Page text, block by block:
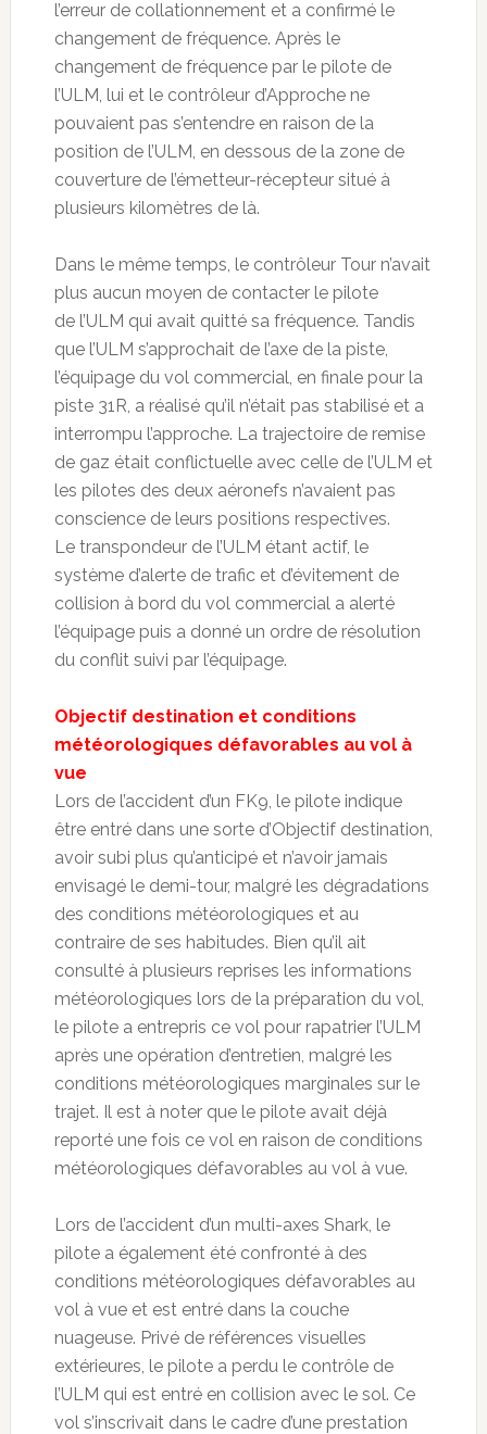
l’erreur de collationnement et a confirmé le
changement de fréquence. Après le
changement de fréquence par le pilote de
l’ULM, lui et le contrôleur d’Approche ne
pouvaient pas s’entendre en raison de la
position de l’ULM, en dessous de la zone de
couverture de l’émetteur-récepteur situé à
plusieurs kilomètres de là.
Dans le même temps, le contrôleur Tour n’avait
plus aucun moyen de contacter le pilote
de l’ULM qui avait quitté sa fréquence. Tandis
que l’ULM s’approchait de l’axe de la piste,
l’équipage du vol commercial, en finale pour la
piste 31R, a réalisé qu’il n’était pas stabilisé et a
interrompu l’approche. La trajectoire de remise
de gaz était conflictuelle avec celle de l’ULM et
les pilotes des deux aéronefs n’avaient pas
conscience de leurs positions respectives.
Le transpondeur de l’ULM étant actif, le
système d’alerte de trafic et d’évitement de
collision à bord du vol commercial a alerté
l’équipage puis a donné un ordre de résolution
du conflit suivi par l’équipage.
Objectif destination et conditions
météorologiques défavorables au vol à
vue
Lors de l’accident d’un FK9, le pilote indique
être entré dans une sorte d’Objectif destination,
avoir subi plus qu’anticipé et n’avoir jamais
envisagé le demi-tour, malgré les dégradations
des conditions météorologiques et au
contraire de ses habitudes. Bien qu’il ait
consulté à plusieurs reprises les informations
météorologiques lors de la préparation du vol,
le pilote a entrepris ce vol pour rapatrier l’ULM
après une opération d’entretien, malgré les
conditions météorologiques marginales sur le
trajet. Il est à noter que le pilote avait déjà
reporté une fois ce vol en raison de conditions
météorologiques défavorables au vol à vue.
Lors de l’accident d’un multi-axes Shark, le
pilote a également été confronté à des
conditions météorologiques défavorables au
vol à vue et est entré dans la couche
nuageuse. Privé de références visuelles
extérieures, le pilote a perdu le contrôle de
l’ULM qui est entré en collision avec le sol. Ce
vol s’inscrivait dans le cadre d’une prestation